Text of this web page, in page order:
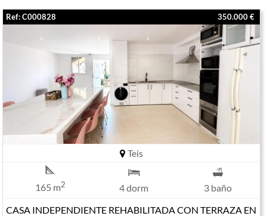
Ref: C000828 350.000 €
Teis
165 m2 4 dorm
3 baño
CASA INDEPENDIENTE REHABILITADA CON TERRAZA EN